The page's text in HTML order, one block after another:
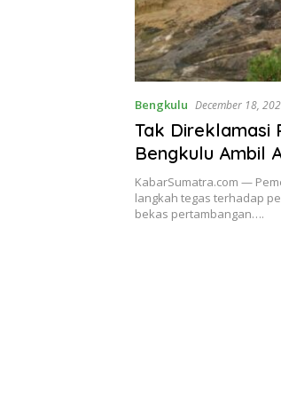
Bengkulu December 18,
Tak Direklamasi
Bengkulu Ambil
Bekas Tambang
KabarSumatra.com —
langkah tegas terhadap
bekas pertambangan….